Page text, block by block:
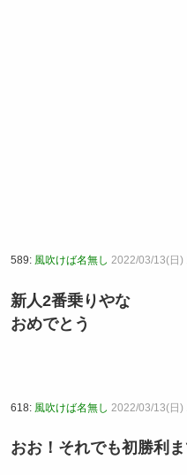
589: 風吹けば名無し 2022/03/13(日)
新人2番乗りやな
おめでとう
618: 風吹けば名無し 2022/03/13(日)
おお！それでも初勝利